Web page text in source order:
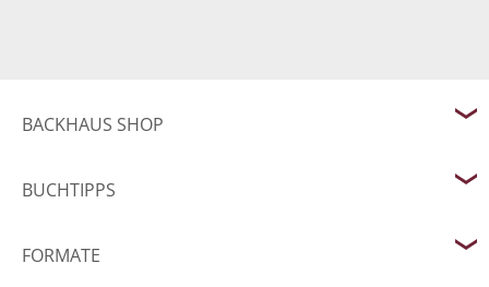
BACKHAUS SHOP
BUCHTIPPS
FORMATE